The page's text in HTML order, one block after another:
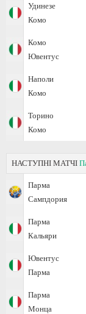
Удинезе
Комо
Комо
Ювентус
Наполи
Комо
Торино
Комо
НАСТУПНІ МАТЧІ
Парма
Сампдория
Парма
Кальяри
Ювентус
Парма
Парма
Монца